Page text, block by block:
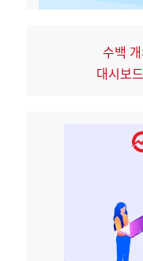
수백
대시보